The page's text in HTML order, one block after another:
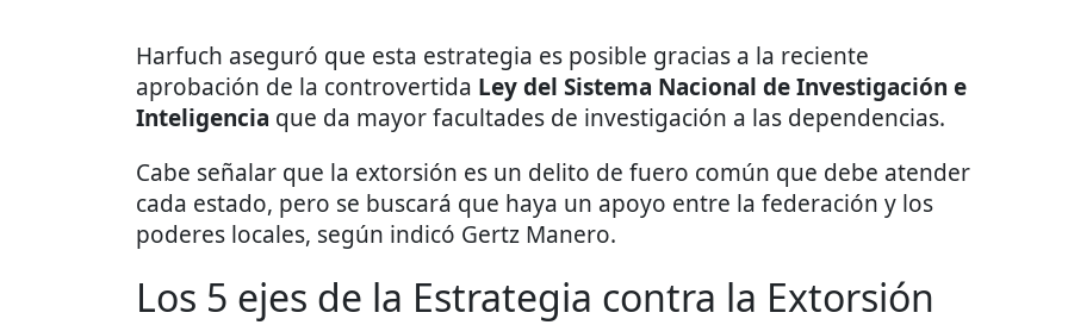
Harfuch aseguró que esta estrategia es posible gracias a la reciente
aprobación de la controvertida Ley del Sistema Nacional de Investigación e
Inteligencia que da mayor facultades de investigación a las dependencias.
Cabe señalar que la extorsión es un delito de fuero común que debe atender
cada estado, pero se buscará que haya un apoyo entre la federación y los
poderes locales, según indicó Gertz Manero.
Los 5 ejes de la Estrategia contra la Extorsión